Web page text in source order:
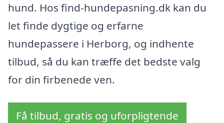
hund. Hos find-hundepasning.dk kan du
let finde dygtige og erfarne
hundepassere i Herborg, og indhente
tilbud, så du kan træffe det bedste valg
for din firbenede ven.
Få tilbud, gratis og uforpligtende